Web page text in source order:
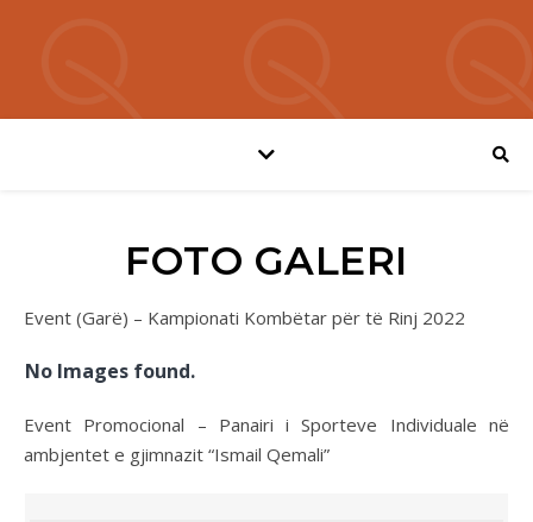
FOTO GALERI
Event (Garë) – Kampionati Kombëtar për të Rinj 2022
No Images found.
Event Promocional – Panairi i Sporteve Individuale në
ambjentet e gjimnazit “Ismail Qemali”